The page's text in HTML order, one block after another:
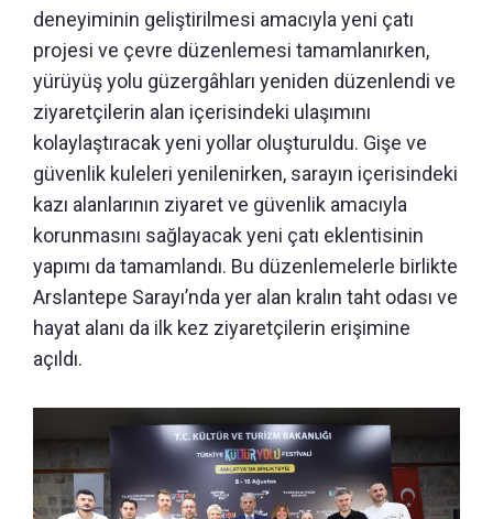
deneyiminin geliştirilmesi amacıyla yeni çatı
projesi ve çevre düzenlemesi tamamlanırken,
yürüyüş yolu güzergâhları yeniden düzenlendi ve
ziyaretçilerin alan içerisindeki ulaşımını
kolaylaştıracak yeni yollar oluşturuldu. Gişe ve
güvenlik kuleleri yenilenirken, sarayın içerisindeki
kazı alanlarının ziyaret ve güvenlik amacıyla
korunmasını sağlayacak yeni çatı eklentisinin
yapımı da tamamlandı. Bu düzenlemelerle birlikte
Arslantepe Sarayı’nda yer alan kralın taht odası ve
hayat alanı da ilk kez ziyaretçilerin erişimine
açıldı.